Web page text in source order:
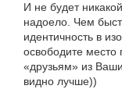
И не будет
надоело. Чем
идентичность в
освободите
«друзьям» из
видно лучше))